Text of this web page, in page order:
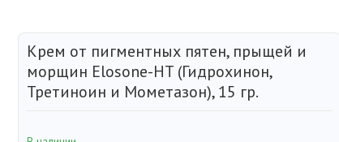
Крем от пигментных пятен, прыщей и
морщин Elosone-HT (Гидрохинон,
Третиноин и Мометазон), 15 гр.